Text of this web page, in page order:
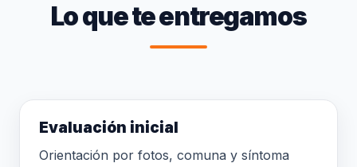
Lo que te entregamos
Evaluación inicial
Orientación por fotos, comuna y síntoma